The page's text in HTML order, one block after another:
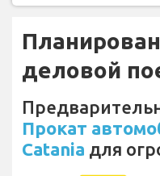
деловой
Прокат
Catania для